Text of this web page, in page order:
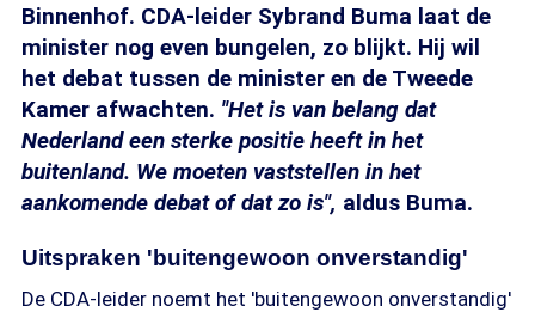
Binnenhof. CDA-leider Sybrand Buma laat de
minister nog even bungelen, zo blijkt. Hij wil
het debat tussen de minister en de Tweede
Kamer afwachten. "Het is van belang dat
Nederland een sterke positie heeft in het
buitenland. We moeten vaststellen in het
aankomende debat of dat zo is", aldus Buma.
Uitspraken 'buitengewoon onverstandig'
De CDA-leider noemt het 'buitengewoon onverstandig'